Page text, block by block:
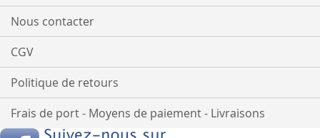
Nous contacter
CGV
Politique de retours
Frais de port - Moyens de paiement - Livraisons